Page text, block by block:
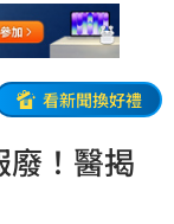
看新聞換好禮
廢！醫揭